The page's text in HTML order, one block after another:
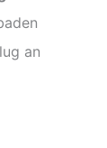
an